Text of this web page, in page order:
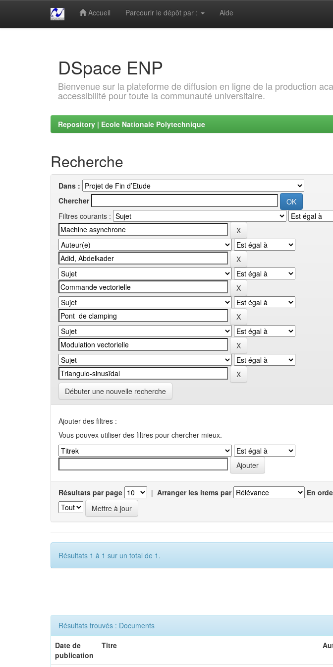
Accueil Parcourir le dépôt par : Aide
DSpace ENP
Bienvenue sur la plateforme de diffusion en ligne de la production
accessibilité pour toute la communauté universitaire.
Repository | Ecole Nationale Polytechnique
Recherche
Dans :
Chercher
Filtres courants :
Débuter une nouvelle recherche
Ajouter des filtres :
Vous pouvex utiliser des filtres pour chercher mieux.
Résultats par page | Arranger les items par En
Résultats 1 à 1 sur un total de 1.
Résultats trouvés : Documents
Date de
publication
Titre